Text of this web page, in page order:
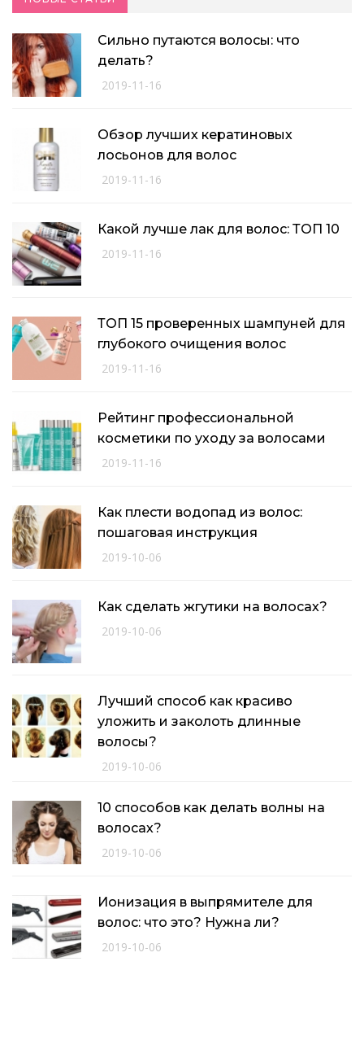
Сильно путаются волосы: что
делать?
2019-11-16
Обзор лучших кератиновых
лосьонов для волос
2019-11-16
Какой лучше лак для волос: ТОП 10
2019-11-16
ТОП 15 проверенных шампуней для
глубокого очищения волос
2019-11-16
Рейтинг профессиональной
косметики по уходу за волосами
2019-11-16
Как плести водопад из волос:
пошаговая инструкция
2019-10-06
Как сделать жгутики на волосах?
2019-10-06
Лучший способ как красиво
уложить и заколоть длинные
волосы?
2019-10-06
10 способов как делать волны на
волосах?
2019-10-06
Ионизация в выпрямителе для
волос: что это? Нужна ли?
2019-10-06